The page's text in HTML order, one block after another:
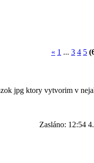
« 1 ... 3 4 5
jpg ktory vytvorim v
Zasláno: 12:54